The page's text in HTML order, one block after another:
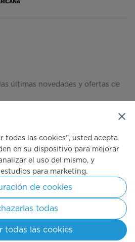
últimas novedades y ofertas de
tus datos Términos de Uso
Simply ideal
los Derechos reservados.
Privacidad
Cookie Preferences
todas las cookies”, usted acepta
en su dispositivo para mejorar
el uso del mismo, y
para marketing.
de cookies
todas
todas las cookies